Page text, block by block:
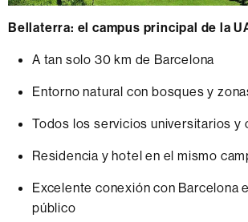
Bellaterra: el campus principal de la
A tan solo 30 km de Barcelona
Entorno natural con bosques y
Todos los servicios universitarios y
Residencia y hotel en el mismo
Excelente conexión con Barcelona
público